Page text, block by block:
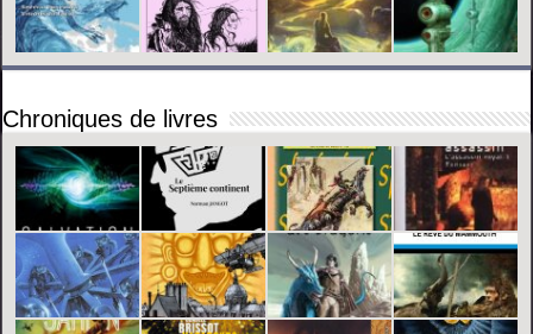
Chroniques de livres